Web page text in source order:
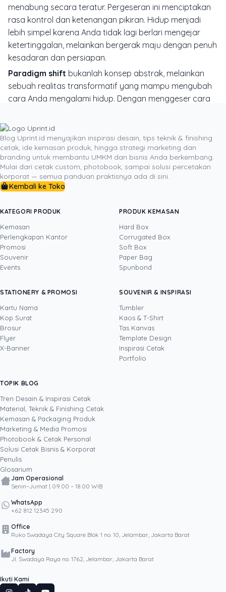
menabung secara teratur. Pergeseran ini menciptakan
rasa kontrol dan ketenangan pikiran. Hidup menjadi
lebih simpel karena Anda tidak lagi berlari mengejar
ketertinggalan, melainkan bergerak maju dengan penuh
kesadaran dan persiapan.
Paradigm shift bukanlah konsep abstrak, melainkan
sebuah realitas transformatif yang mampu mengubah
cara Anda mengalami hidup. Dengan menggeser cara
perfeksionisme ke penerimaan, dari hambatan ke
peluang, dan dari reaktif ke proaktif, Anda akan
menemukan bahwa kompleksitas hidup mulai meluruh.
Rahasia ini memungkinkan Anda untuk hidup dengan
lebih ringan, lebih terarah, dan pada akhirnya, merasa
bahwa hidup memang
paradigma Anda hari ini, dan rasakan perbedaannya.
DITULIS OLEH
· Project Manager
pengalaman lebih dari 8 tahun di bidang
project management. Sebagai Project Manager
Uprint.id, ia mengelola proyek pemasaran lintas
fungsi dari tahap perencanaan hingga
penyelesaian, termasuk kampanye yang
memadukan kanal digital dengan material
cetak seperti brosur, banner, kartu nama, dan
mengeksekusi proyek cetak, sehingga setiap
strategi yang ia bagikan teruji di lapangan dan
selaras dengan tujuan bisnis.
Lihat semua penulis
Popular
Blog Uprint.id menyajikan inspirasi desain, tips teknik & finishing
cetak, ide kemasan produk, hingga strategi marketing dan
branding untuk membantu UMKM dan bisnis Anda berkembang.
Mulai dari cetak custom, photobook, sampai solusi percetakan
korporat — semua panduan praktisnya ada di sini.
Kembali ke Toko
KATEGORI PRODUK
Kemasan
Perlengkapan Kantor
Promosi
Souvenir
Events
PRODUK KEMASAN
Hard Box
Corrugated Box
Soft Box
Paper Bag
Spunbond
STATIONERY & PROMOSI
Kartu Nama
Kop Surat
Brosur
Flyer
X-Banner
SOUVENIR & INSPIRASI
Tumbler
Kaos & T-Shirt
Tas Kanvas
Template Design
Inspirasi Cetak
Portfolio
TOPIK BLOG
Tren Desain & Inspirasi Cetak
Material, Teknik & Finishing Cetak
Kemasan & Packaging Produk
Marketing & Media Promosi
Photobook & Cetak Personal
Solusi Cetak Bisnis & Korporat
Penulis
Glosarium
Jam Operasional
Senin–Jumat | 09.00 – 18.00 WIB
WhatsApp
+62 812 12345 290
Office
Ruko Swadaya City Square Blok 1 no. 10, Jelambar, Jakarta Barat
Factory
Jl. Swadaya Raya no. 1762, Jelambar, Jakarta Barat
Ikuti Kami